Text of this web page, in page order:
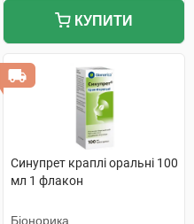
КУПИТИ
Синупрет краплі оральні 100
мл 1 флакон
Біонорика